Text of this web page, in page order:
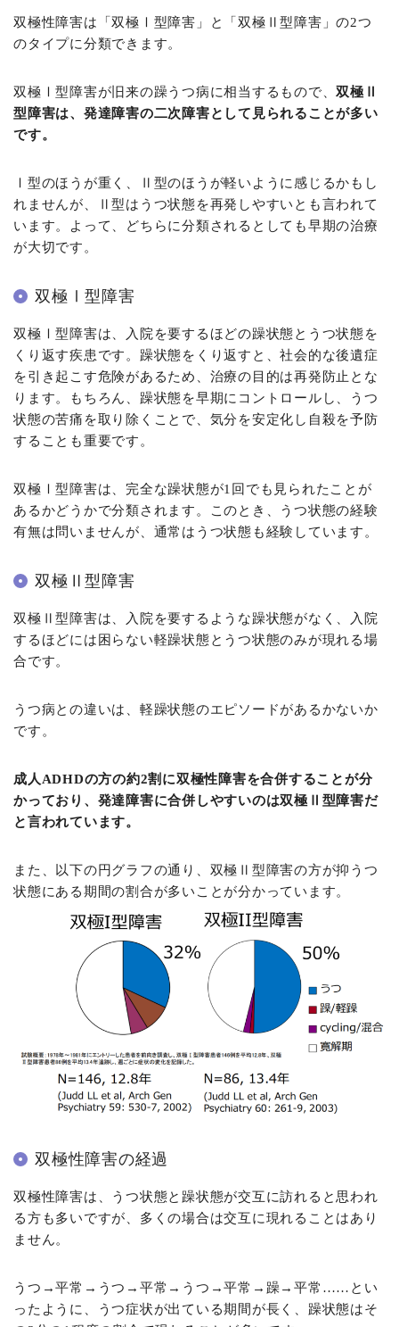
双極性障害は「双極Ⅰ型障害」と「双極Ⅱ型障害」の2つ
のタイプに分類できます。
双極Ⅰ型障害が旧来の躁うつ病に相当するもので、双極Ⅱ
型障害は、発達障害の二次障害として見られることが多い
です。
Ⅰ型のほうが重く、Ⅱ型のほうが軽いように感じるかもし
れませんが、Ⅱ型はうつ状態を再発しやすいとも言われて
います。よって、どちらに分類されるとしても早期の治療
が大切です。
双極Ⅰ型障害
双極Ⅰ型障害は、入院を要するほどの躁状態とうつ状態を
くり返す疾患です。躁状態をくり返すと、社会的な後遺症
を引き起こす危険があるため、治療の目的は再発防止とな
ります。もちろん、躁状態を早期にコントロールし、うつ
状態の苦痛を取り除くことで、気分を安定化し自殺を予防
することも重要です。
双極Ⅰ型障害は、完全な躁状態が1回でも見られたことが
あるかどうかで分類されます。このとき、うつ状態の経験
有無は問いませんが、通常はうつ状態も経験しています。
双極Ⅱ型障害
双極Ⅱ型障害は、入院を要するような躁状態がなく、入院
するほどには困らない軽躁状態とうつ状態のみが現れる場
合です。
うつ病との違いは、軽躁状態のエピソードがあるかないか
です。
成人ADHDの方の約2割に双極性障害を合併することが分
かっており、発達障害に合併しやすいのは双極Ⅱ型障害だ
と言われています。
また、以下の円グラフの通り、双極Ⅱ型障害の方が抑うつ
状態にある期間の割合が多いことが分かっています。
双極性障害の経過
双極性障害は、うつ状態と躁状態が交互に訪れると思われ
る方も多いですが、多くの場合は交互に現れることはあり
ません。
うつ→平常→うつ→平常→うつ→平常→躁→平常……とい
ったように、うつ症状が出ている期間が長く、躁状態はそ